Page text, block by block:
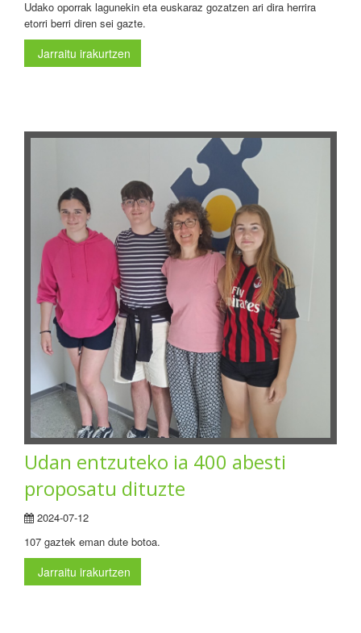
Udako oporrak lagunekin eta euskaraz gozatzen ari dira herrira
etorri berri diren sei gazte.
Jarraitu irakurtzen
Udan entzuteko ia 400 abesti
proposatu dituzte
2024-07-12
107 gaztek eman dute botoa.
Jarraitu irakurtzen